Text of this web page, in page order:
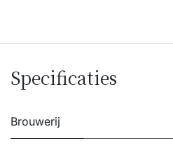
Specificaties
Brouwerij